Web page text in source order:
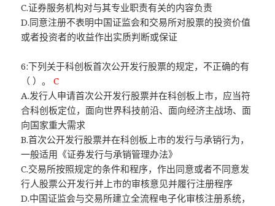
C.证券服务机构对与其专业职责有关的内容负责
D.同意注册不表明中国证监会和交易所对股票的投资价值
或者投资者的收益作出实质判断或保证
6:下列关于科创板首次公开发行股票的规定，不正确的有
（ ）。C
A.发行人申请首次公开发行股票并在科创板上市，应当符
合科创板定位，面向世界科技前沿、面向经济主战场、面
向国家重大需求
B.首次公开发行股票并在科创板上市的发行与承销行为，
一般适用《证券发行与承销管理办法》
C.交易所按照规定的条件和程序，作出同意或者不同意发
行人股票公开发行并上市的审核意见并履行注册程序
D.中国证监会与交易所建立全流程电子化审核注册系统，